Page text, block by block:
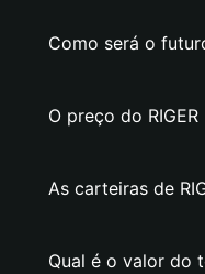
Como será o
O preço do
As carteiras de
Qual é o valor do